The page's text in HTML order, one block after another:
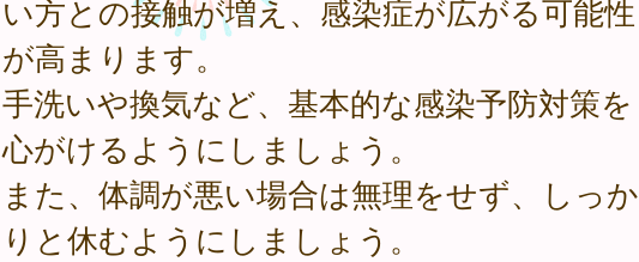
い方との接触が増え、感染症が広がる可能性
が高まります。
手洗いや換気など、基本的な感染予防対策を
心がけるようにしましょう。
また、体調が悪い場合は無理をせず、しっか
りと休むようにしましょう。